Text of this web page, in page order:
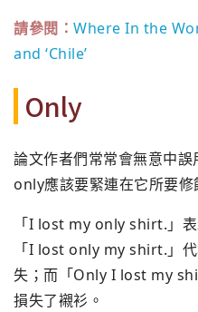
請參閱： Where In the
and ‘Chile’
Only
論文作者們常常會無意中
only應該要緊連在它所要修
「I lost my only shirt.」
「I lost only my shirt.」
失；而「Only I lost my
損失了襯衫。